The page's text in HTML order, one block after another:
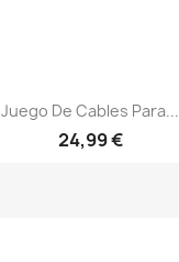
Juego De Cables Para...
24,99 €